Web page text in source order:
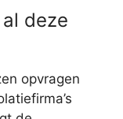
deze
opvragen